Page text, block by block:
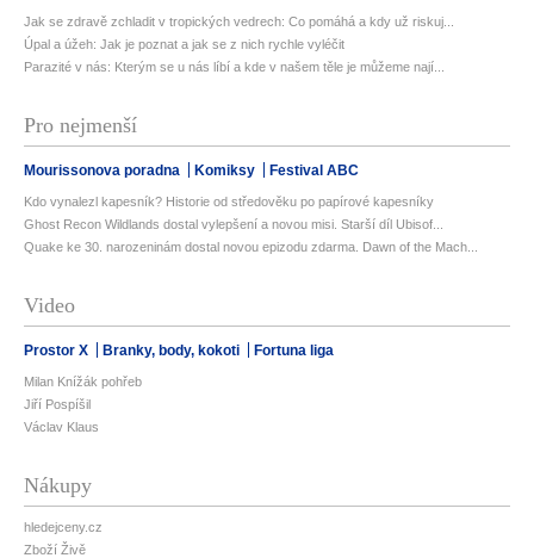
Jak se zdravě zchladit v tropických vedrech: Co pomáhá a kdy už riskuj...
Úpal a úžeh: Jak je poznat a jak se z nich rychle vyléčit
Parazité v nás: Kterým se u nás líbí a kde v našem těle je můžeme nají...
Pro nejmenší
Mourissonova poradna Komiksy Festival ABC
Kdo vynalezl kapesník? Historie od středověku po papírové kapesníky
Ghost Recon Wildlands dostal vylepšení a novou misi. Starší díl Ubisof...
Quake ke 30. narozeninám dostal novou epizodu zdarma. Dawn of the Mach...
Video
Prostor X Branky, body, kokoti Fortuna liga
Milan Knížák pohřeb
Jiří Pospíšil
Václav Klaus
Nákupy
hledejceny.cz
Zboží Živě